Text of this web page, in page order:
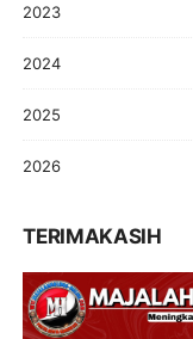
2023
2024
2025
2026
TERIMAKASIH